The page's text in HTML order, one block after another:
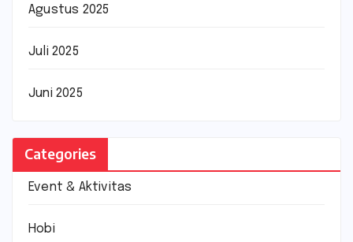
Agustus 2025
Juli 2025
Juni 2025
Categories
Event & Aktivitas
Hobi